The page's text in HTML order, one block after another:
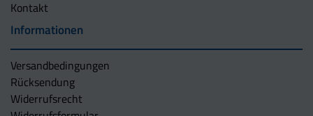
Kontakt
Informationen
Versandbedingungen
Rücksendung
Widerrufsrecht